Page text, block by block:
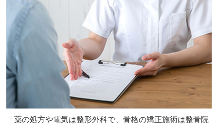
「薬の処方や電気は整形外科で、骨格の矯正施術は整骨院